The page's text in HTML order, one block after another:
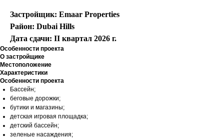
Застройщик: ‌Emaar Properties
Район: Dubai Hills
Дата сдачи: II квартал 2026 г.
Особенности проекта
О застройщике
Местоположение
Характеристики
Особенности проекта
Бассейн;
беговые дорожки;
бутики и магазины;
детская игровая площадка;
детский бассейн;
зеленые насаждения;